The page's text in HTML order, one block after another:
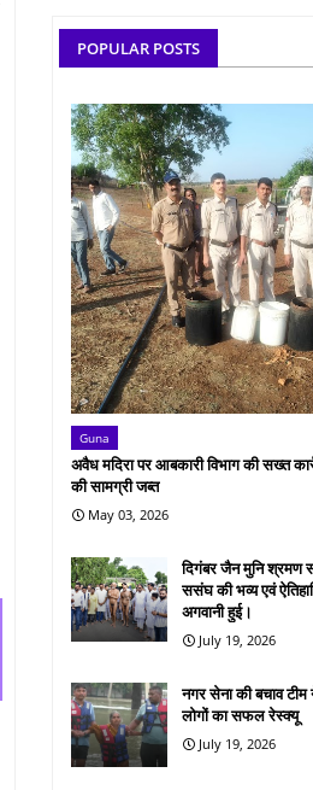
POPULAR POSTS
Guna
अवैध मदिरा पर आबकारी विभाग की सख्त
की सामग्री जब्त
May 03, 2026
दिगंबर जैन मुनि श्रमण
ससंघ की भव्य एवं
अगवानी हुई।
July 19, 2026
नगर सेना की बचाव
लोगों का सफल रेस्क्यू
July 19, 2026